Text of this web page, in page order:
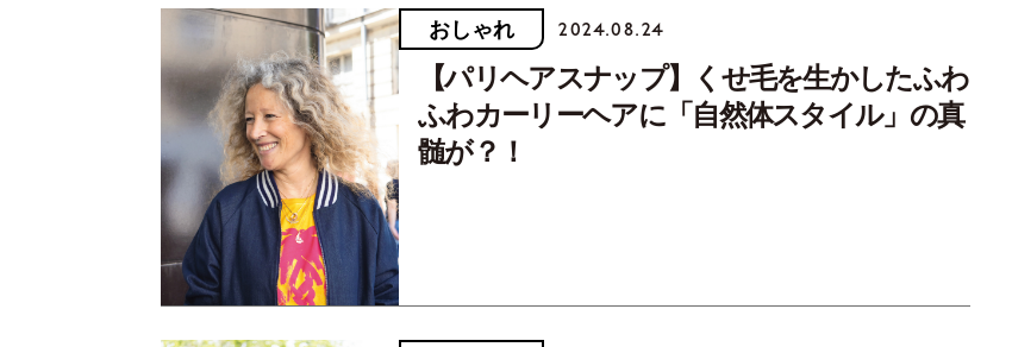
おしゃれ 2024.08.24
【パリヘアスナップ】くせ毛を生かしたふわ
ふわカーリーヘアに「自然体スタイル」の真
髄が？！